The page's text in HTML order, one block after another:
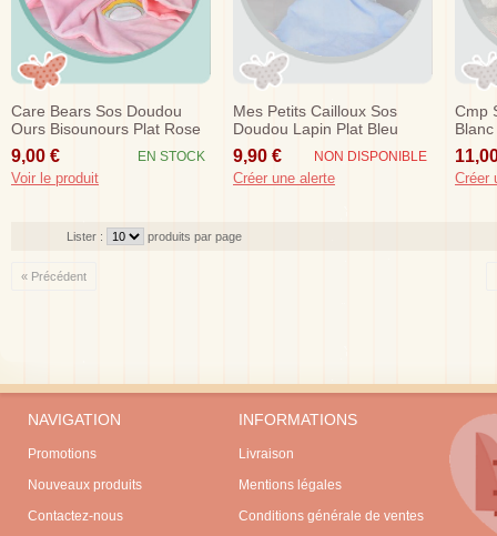
Care Bears Sos Doudou
Ours Bisounours Plat Rose
Arc En Ciel
9,00 € EN STOCK
Voir le produit
Mes Petits Cailloux Sos
Doudou Lapin Plat Bleu
Blanc
9,90 € NON DISPONIBLE
Créer une alerte
Cmp
Créer
Lister : produits par page
« Précédent
NAVIGATION
Promotions
Nouveaux produits
Contactez-nous
INFORMATIONS
Livraison
Mentions légales
Conditions générale de ventes